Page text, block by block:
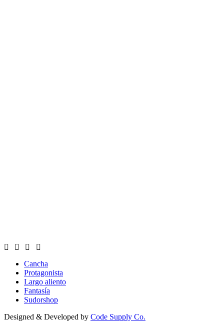
Cancha
Protagonista
Largo aliento
Fantasía
Sudorshop
Designed & Developed by Code Supply Co.